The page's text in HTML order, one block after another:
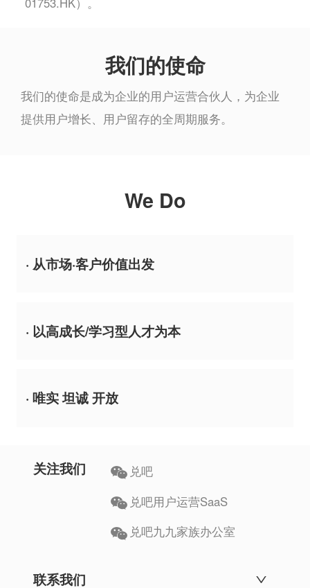
我们的使命
我们的使命是成为企业的用户运营合伙人，为企业
提供用户增长、用户留存的全周期服务。
We Do
· 从市场·客户价值出发
· 以高成长/学习型人才为本
· 唯实 坦诚 开放
关注我们
兑吧
兑吧用户运营SaaS
兑吧九九家族办公室
联系我们